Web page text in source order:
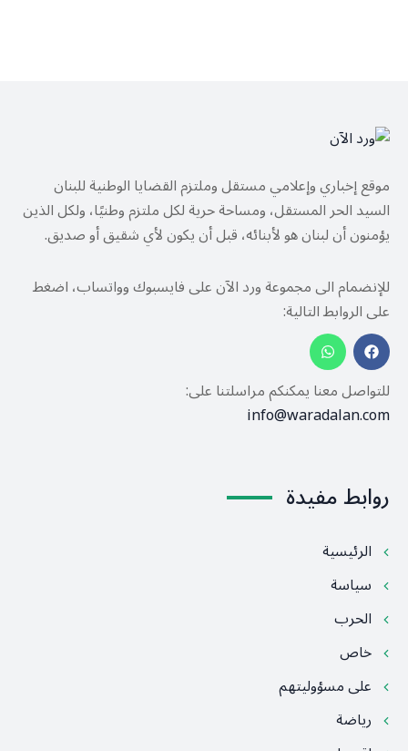
موقع إخباري وإعلامي مستقل وملتزم القضايا الوطنية للبنان
السيد الحر المستقل، ومساحة حرية لكل ملتزم وطنيًا، ولكل الذين
يؤمنون أن لبنان هو لأبنائه، قبل أن يكون لأي شقيق أو صديق.
للإنضمام الى مجموعة ورد الآن على فايسبوك وواتساب، اضغط
على الروابط التالية:
للتواصل معنا يمكنكم مراسلتنا على:
info@waradalan.com
روابط مفيدة
الرئيسية
سياسة
الحرب
خاص
على مسؤوليتهم
رياضة